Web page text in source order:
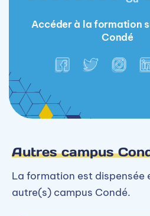
Accéder à la formation
Condé
Autres campus
La formation est dispensée
autre(s) campus Condé.